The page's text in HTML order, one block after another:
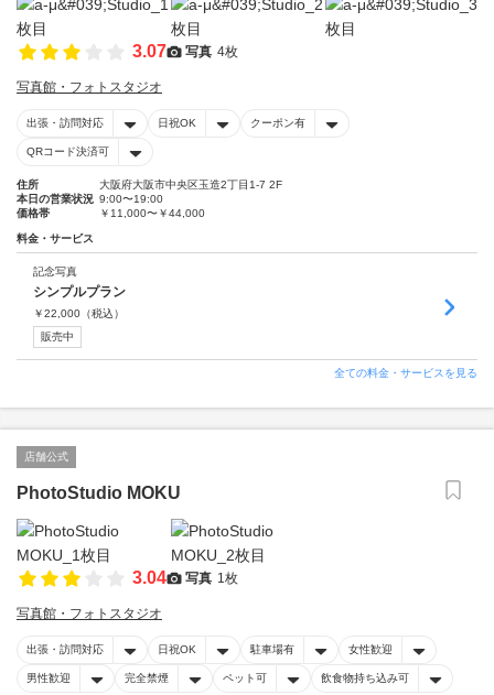
3.07 写真 4枚
写真館・フォトスタジオ
出張・訪問対応 日祝OK クーポン有
QRコード決済可
住所
大阪府大阪市中央区玉造2丁目1-7 2F
本日の営業状況 9:00〜19:00
価格帯
￥11,000〜￥44,000
料金・サービス
記念写真
シンプルプラン
￥22,000 （税込）
販売中
全ての料金・サービスを見る
店舗公式
PhotoStudio MOKU
3.04 写真 1枚
写真館・フォトスタジオ
出張・訪問対応 日祝OK 駐車場有 女性歓迎
男性歓迎 完全禁煙 ペット可 飲食物持ち込み可